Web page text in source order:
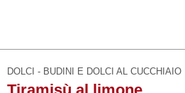
DOLCI - BUDINI E DOLCI AL CUCCHIAIO